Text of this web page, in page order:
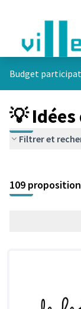
Budget
💡 Idées
Filtrer et
+
−
109